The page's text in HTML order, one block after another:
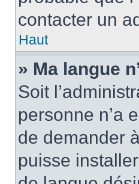
contacter un
Haut
» Ma langue
Soit
personne n’a
de demander
puisse